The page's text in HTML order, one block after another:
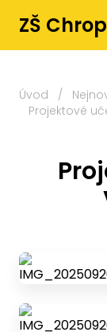
ZŠ
Úvod /
Projektové